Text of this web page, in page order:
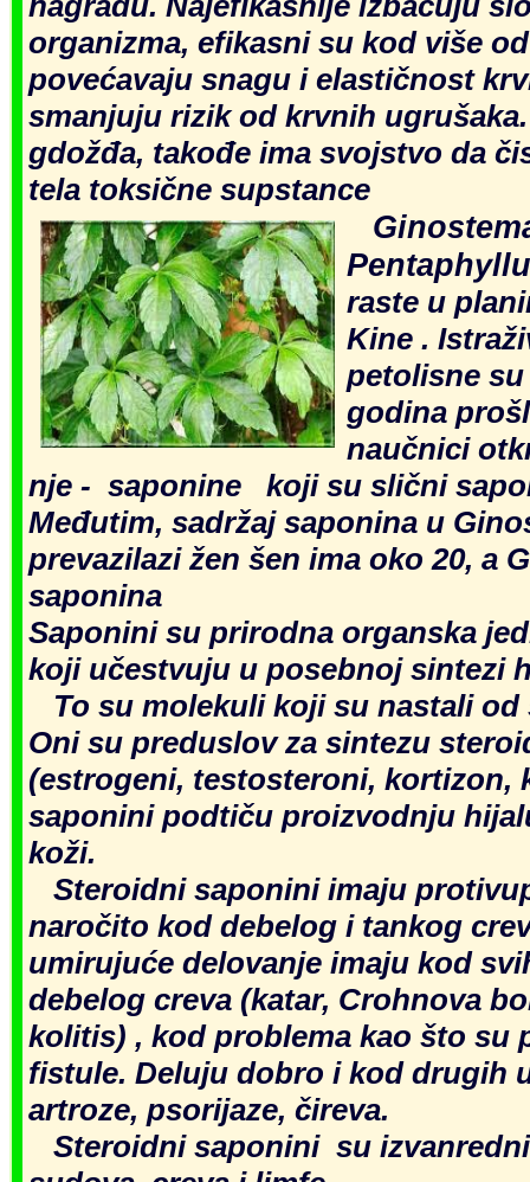
organizma, efikasni su kod više
povećavaju snagu i elastičnost
smanjuju rizik od krvnih
gdožđa, takođe ima svojstvo da
tela toksične supstance
raste u
Kine .
petolisne
godina
naučnici
nje - saponine koji su slični
Međutim, sadržaj saponina u
prevazilazi žen šen ima oko 20, a
saponina
Saponini su prirodna organska
koji učestvuju u posebnoj sintezi
To su molekuli koji su nastali od
Oni su preduslov za sintezu
(estrogeni, testosteroni, kortizon,
saponini podtiču proizvodnju
koži.
Steroidni saponini imaju
naročito kod debelog i tankog
umirujuće delovanje imaju kod
debelog creva (katar, Crohnova
kolitis) , kod problema kao što su
fistule. Deluju dobro i kod drugih
artroze, psorijaze, čireva.
Steroidni saponini su